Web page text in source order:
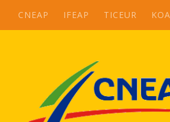
CNEAP IFEAP TICEUR